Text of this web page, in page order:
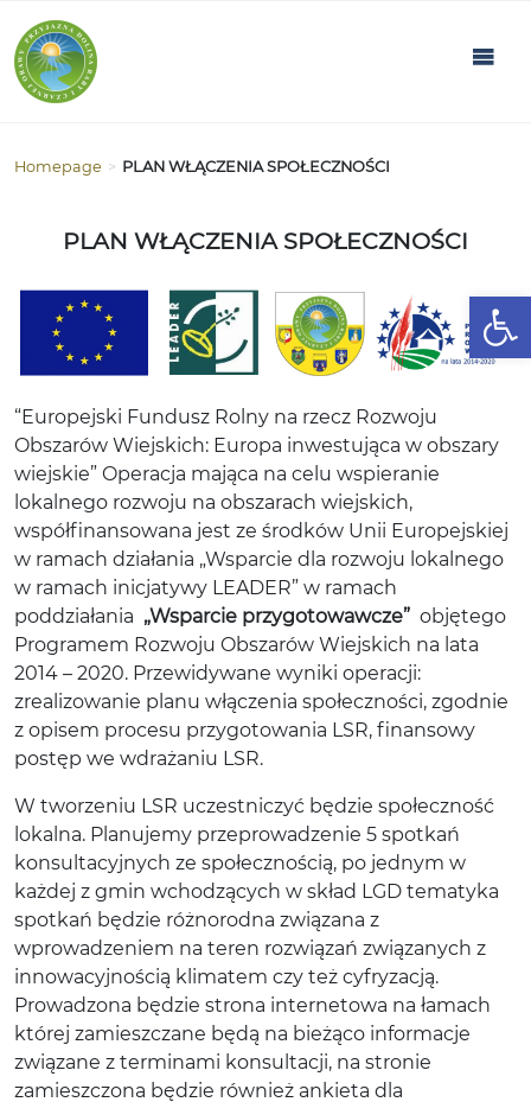
Homepage > PLAN WŁĄCZENIA SPOŁECZNOŚCI
PLAN WŁĄCZENIA SPOŁECZNOŚCI
“Europejski Fundusz Rolny na rzecz Rozwoju
Obszarów Wiejskich: Europa inwestująca w obszary
wiejskie” Operacja mająca na celu wspieranie
lokalnego rozwoju na obszarach wiejskich,
współfinansowana jest ze środków Unii Europejskiej
w ramach działania „Wsparcie dla rozwoju lokalnego
w ramach inicjatywy LEADER” w ramach
poddziałania „Wsparcie przygotowawcze” objętego
Programem Rozwoju Obszarów Wiejskich na lata
2014 – 2020. Przewidywane wyniki operacji:
zrealizowanie planu włączenia społeczności, zgodnie
z opisem procesu przygotowania LSR, finansowy
postęp we wdrażaniu LSR.
W tworzeniu LSR uczestniczyć będzie społeczność
lokalna. Planujemy przeprowadzenie 5 spotkań
konsultacyjnych ze społecznością, po jednym w
każdej z gmin wchodzących w skład LGD tematyka
spotkań będzie różnorodna związana z
wprowadzeniem na teren rozwiązań związanych z
innowacyjnością klimatem czy też cyfryzacją.
Prowadzona będzie strona internetowa na łamach
której zamieszczane będą na bieżąco informacje
związane z terminami konsultacji, na stronie
zamieszczona będzie również ankieta dla